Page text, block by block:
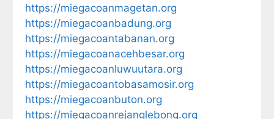
https://miegacoanmagetan.org
https://miegacoanbadung.org
https://miegacoantabanan.org
https://miegacoanacehbesar.org
https://miegacoanluwuutara.org
https://miegacoantobasamosir.org
https://miegacoanbuton.org
https://miegacoanrejanglebong.org